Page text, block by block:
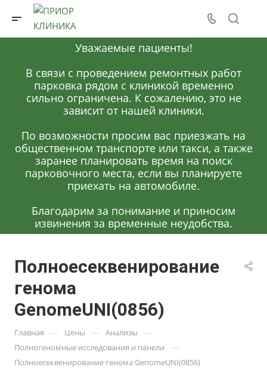
Уважаемые пациенты!
В связи с проведением ремонтных работ
парковка рядом с клиникой временно
сильно ограничена. К сожалению, это не
зависит от нашей клиники.
По возможности просим вас приезжать на
общественном транспорте или такси, а также
заранее планировать время на поиск
парковочного места, если вы планируете
приехать на автомобиле.
Благодарим за понимание и приносим
извинения за временные неудобства.
Полноесеквенирование
генома
GenomeUNI(0856)
Главная — Цены — Анализы —
Полногеномные исследования и панели —
Полноесеквенирование генома GenomeUNI(0856)